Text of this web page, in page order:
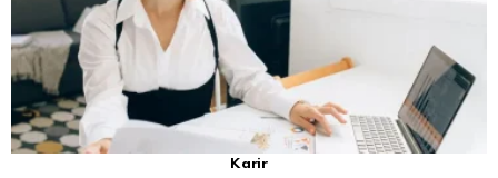
Karir